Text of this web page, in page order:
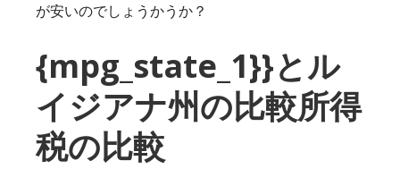
が安いのでしょうかうか？
{mpg_state_1}}とル
イジアナ州の比較所得
税の比較